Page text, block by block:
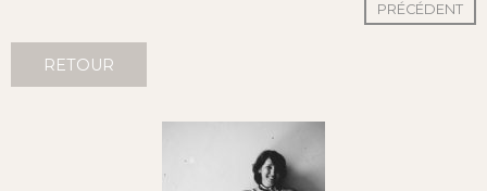
PRÉCÉDENT
RETOUR